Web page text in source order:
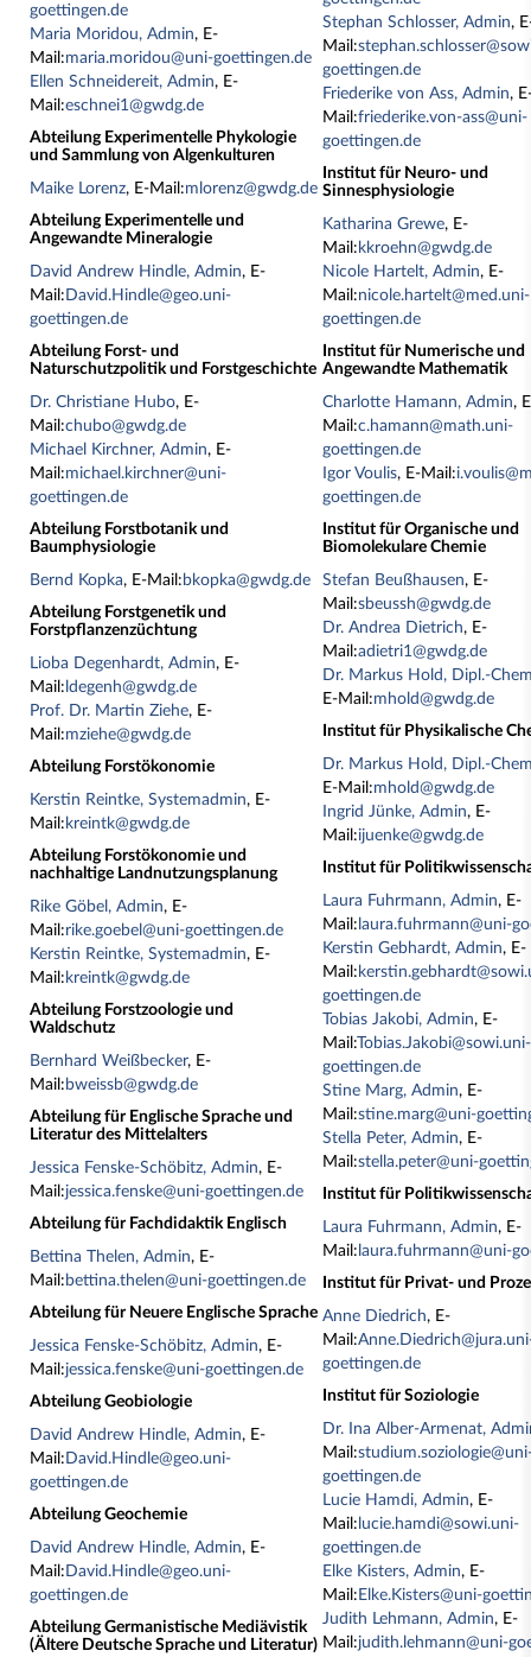
goettingen.de
Maria Moridou, Admin, E-
Mail:maria.moridou@uni-goettingen.de
Ellen Schneidereit, Admin, E-
Mail:eschnei1@gwdg.de
Abteilung Experimentelle Phykologie
und Sammlung von Algenkulturen
Maike Lorenz, E-Mail:mlorenz@gwdg.de
Abteilung Experimentelle und
Angewandte Mineralogie
David Andrew Hindle, Admin, E-
Mail: David.Hindle@geo.uni-
goettingen.de
Abteilung Forst- und
Naturschutzpolitik und Forstgeschichte
Dr. Christiane Hubo, E-
Mail:chubo@gwdg.de
Michael Kirchner, Admin, E-
Mail:michael.kirchner@uni-
goettingen.de
Abteilung Forstbotanik und
Baumphysiologie
Bernd Kopka, E-Mail: bkopka@gwdg.de
Abteilung Forstgenetik und
Forstpflanzenzüchtung
Lioba Degenhardt, Admin, E-
Mail: ldegenh@gwdg.de
Prof. Dr. Martin Ziehe, E-
Mail:mziehe@gwdg.de
Abteilung Forstökonomie
Kerstin Reintke, Systemadmin, E-
Mail: kreintk@gwdg.de
Abteilung Forstökonomie und
nachhaltige Landnutzungsplanung
Rike Göbel, Admin, E-
Mail:rike.goebel@uni-goettingen.de
Kerstin Reintke, Systemadmin, E-
Mail: kreintk@gwdg.de
Abteilung Forstzoologie und
Waldschutz
Bernhard Weißbecker, E-
Mail: bweissb@gwdg.de
Abteilung für Englische Sprache und
Literatur des Mittelalters
Jessica Fenske-Schöbitz, Admin, E-
Mail:jessica.fenske@uni-goettingen.de
Abteilung für Fachdidaktik Englisch
Bettina Thelen, Admin, E-
Mail: bettina.thelen@uni-goettingen.de
Abteilung für Neuere Englische Sprache
Jessica Fenske-Schöbitz, Admin, E-
Mail:jessica.fenske@uni-goettingen.de
Abteilung Geobiologie
David Andrew Hindle, Admin, E-
Mail: David.Hindle@geo.uni-
goettingen.de
Abteilung Geochemie
David Andrew Hindle, Admin, E-
Mail: David.Hindle@geo.uni-
goettingen.de
Abteilung Germanistische Mediävistik
(Ältere Deutsche Sprache und Literatur)
Stephan Schlosser, Admin,
Mail:
goettingen.de
Friederike von Ass, Admin,
Mail:friederike.von-ass@uni-
goettingen.de
Institut für Neuro- und
Sinnesphysiologie
Katharina Grewe, E-
Mail: kkroehn@gwdg.de
Nicole Hartelt, Admin, E-
Mail:nicole.hartelt@med.uni-
goettingen.de
Institut für Numerische und
Angewandte Mathematik
Charlotte Hamann, Admin,
Mail:c.hamann@math.uni-
goettingen.de
Igor Voulis, E-Mail:
goettingen.de
Institut für Organische und
Biomolekulare Chemie
Stefan Beußhausen, E-
Mail:sbeussh@gwdg.de
Dr. Andrea Dietrich, E-
Mail:adietri1@gwdg.de
Dr. Markus Hold, Dipl.-
E-Mail:mhold@gwdg.de
Institut für Physikalische
Dr. Markus Hold, Dipl.-
E-Mail:mhold@gwdg.de
Ingrid Jünke, Admin, E-
Mail:ijuenke@gwdg.de
Institut für
Laura Fuhrmann, Admin, E-
Mail: laura.fuhrmann@uni-
Kerstin Gebhardt, Admin, E-
Mail:
goettingen.de
Tobias Jakobi, Admin, E-
Mail:Tobias.Jakobi@sowi.uni-
goettingen.de
Stine Marg, Admin, E-
Mail:stine.marg@uni-
Stella Peter, Admin, E-
Mail:stella.peter@uni-
Institut für
Laura Fuhrmann, Admin, E-
Mail: laura.fuhrmann@uni-
Institut für Privat- und
Anne Diedrich, E-
Mail:
goettingen.de
Institut für Soziologie
Dr. Ina Alber-Armenat,
Mail:
goettingen.de
Lucie Hamdi, Admin, E-
Mail: lucie.hamdi@sowi.uni-
goettingen.de
Elke Kisters, Admin, E-
Mail: Elke.Kisters@uni-
Judith Lehmann, Admin, E-
Mail:judith.lehmann@uni-